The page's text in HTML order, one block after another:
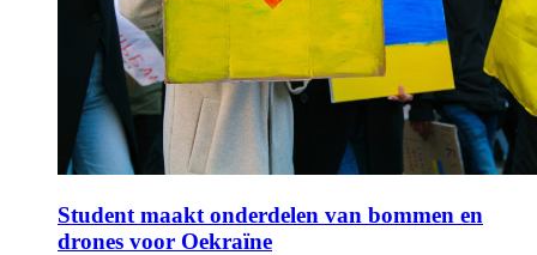
Student maakt onderdelen van bommen en
drones voor Oekraïne